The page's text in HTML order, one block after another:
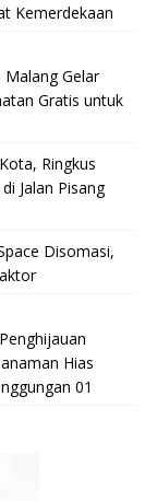
Kemerdekaan
Malang Gelar
Gratis untuk
Ringkus
Jalan Pisang
Disomasi,
Hias
01